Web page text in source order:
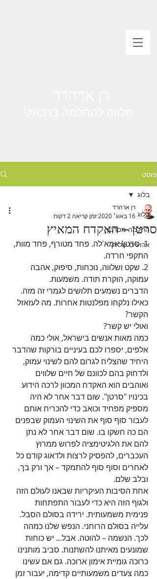
פוסט
בלוג
החלמה מסרטן
ארועים של רן
בלוג
סרטן – האקדח המאיץ
רן ארהרד
16 באוג׳ 2020
זמן קריאה 2 דקות
1. סרטן! אמא'לה. פחד מטורף, פחד מוות,
התקפי חרדה.
2. שקט ושלווה, נוכחות, סיפוק, אהבה
עמוקה, הוקרת תודה. משמעות.
הדברים נשמעים תלושים לגמרי זה מזה.
כאילו נלקחו מפלנטות אחרות. מה לעזאזל
הקשר?
ואולי יש קשר?
כמה מאות אנשים בישראל, אולי כמה
אלפים, יספרו לכם בעיניים בורקות שהדבר
היחיד שהצליח לגרום להם לשינוי עמוק,
ולדחוק בהם לכוונם של חיים שלווים
ואוהבים הוא האקדח המכוון לרכה הידוע
בכינויו "סרטן". שום דבר אחר לא היה
מספיק מפחיד וכואב כדי להכריח אותם
לעבור סוף סוף את השינוי העמוק שבפנים
הם כה חשקו בו. שום דבר אחר לא נתן
להם את הלגיטימציה לפרוש ממרוץ
העכברים, להפסיק לרצות ולדאוג קודם כל
לאחרים וסוף סוף להתמקד – אך ורק בך,
ובלב שלם.
אחת הסיבות העיקריות שבאנו לעולם הזה
ולגוף הזה היא כדי לעבור התפתחות
פנימית משמעותית. ירידה בסולם הסבל.
עלייה בסולם הרוחני. הנפש שלנו כמהה
לכך. הנשמה – להוטה. אבל... יש כוחות
שמונעים מאיתנו להשתנות. סביב מותנינו
כרוכה גומיית אימון ארוכה. גם אם עשינו
כמה צעדים משמעותיים קדימה, יעבור זמן